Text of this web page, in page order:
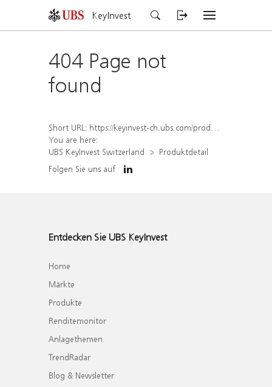
KeyInvest
404 Page not
found
Short URL: https://keyinvest-ch.ubs.com/produkt/detail/index/isin/CH1570360698
You are here:
UBS KeyInvest Switzerland
Produktdetail
Folgen Sie uns auf
Entdecken Sie UBS KeyInvest
Home
Märkte
Produkte
Renditemonitor
Anlagethemen
TrendRadar
Blog & Newsletter